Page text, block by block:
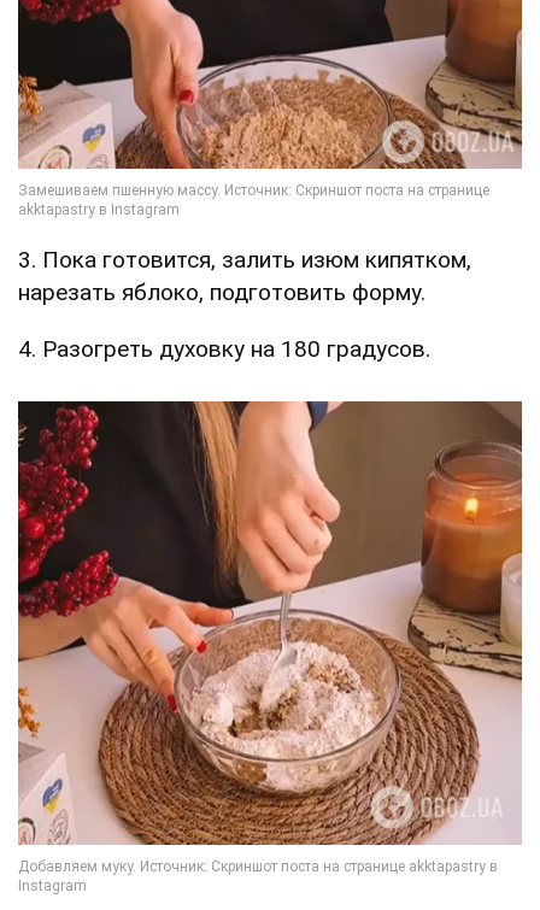
3. Пока готовится, залить изюм кипятком,
нарезать яблоко, подготовить форму.
4. Разогреть духовку на 180 градусов.